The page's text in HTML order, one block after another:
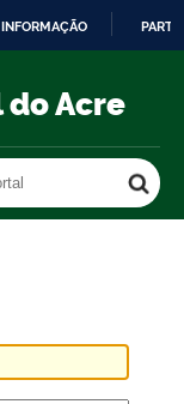
Acre
Buscar no portal